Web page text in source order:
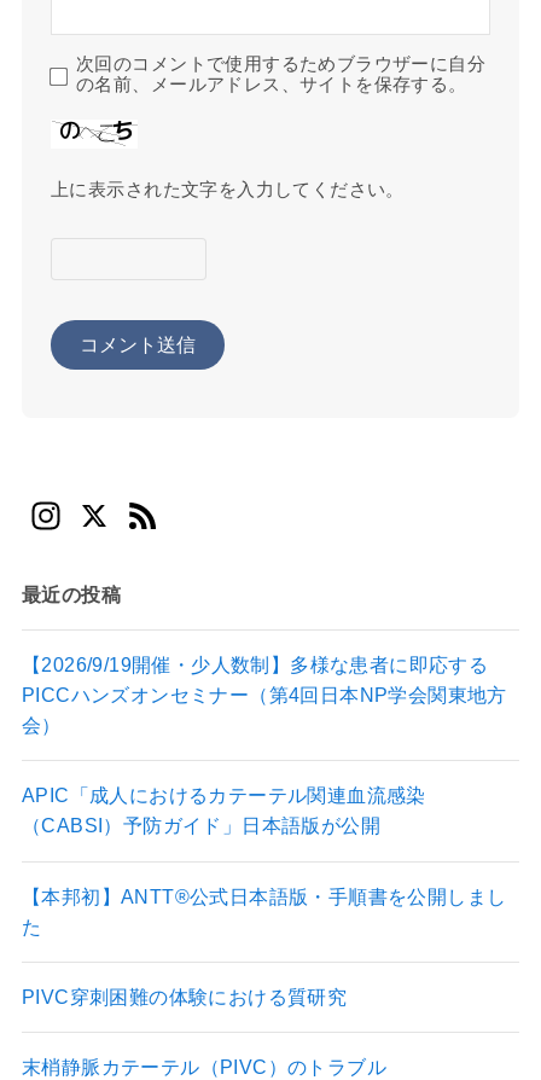
次回のコメントで使用するためブラウザーに自分
の名前、メールアドレス、サイトを保存する。
上に表示された文字を入力してください。
In
a
gr
a
m
X
d
最近の投稿
【2026/9/19開催・少人数制】多様な患者に即応する
PICCハンズオンセミナー（第4回日本NP学会関東地方
会）
APIC「成人におけるカテーテル関連血流感染
（CABSI）予防ガイド」日本語版が公開
【本邦初】ANTT®公式日本語版・手順書を公開しまし
た
PIVC穿刺困難の体験における質研究
末梢静脈カテーテル（PIVC）のトラブル